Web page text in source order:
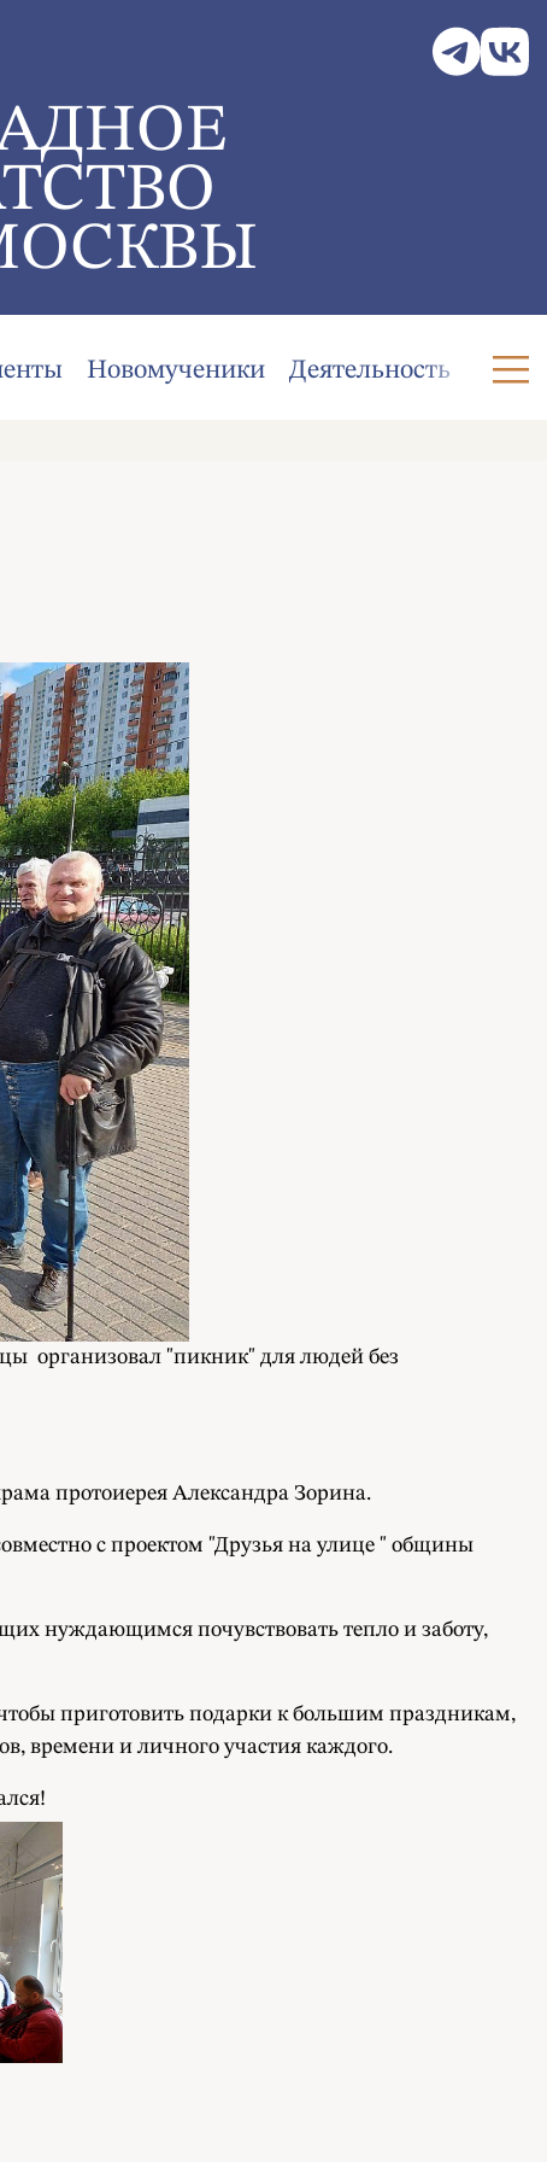
Новомученики Деятельность
организовал "пикник" для людей без
протоиерея Александра Зорина.
с проектом "Друзья на улице " общины
нуждающимся почувствовать тепло и заботу,
приготовить подарки к большим праздникам,
времени и личного участия каждого.